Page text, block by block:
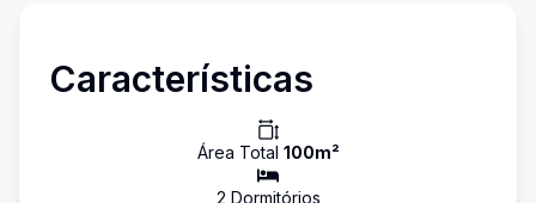
Características
Área Total 100m²
2 Dormitórios